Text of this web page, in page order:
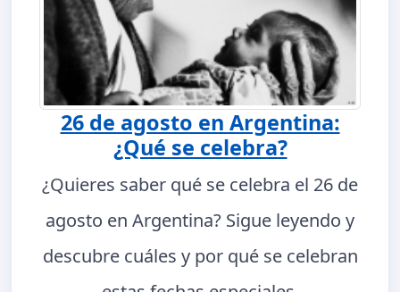
26 de agosto en Argentina:
¿Qué se celebra?
¿Quieres saber qué se celebra el 26 de
agosto en Argentina? Sigue leyendo y
descubre cuáles y por qué se celebran